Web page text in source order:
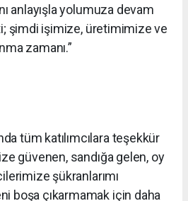
anlayışla yolumuza devam
şimdi işimize, üretimimize ve
zamanı.”
tüm katılımcılara teşekkür
güvenen, sandığa gelen, oy
şükranlarımı
boşa çıkarmamak için daha